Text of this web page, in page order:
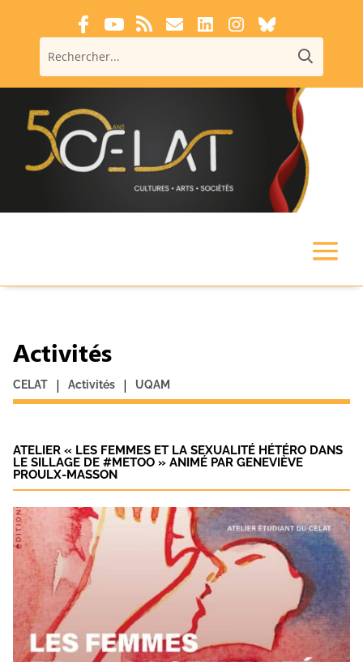
Activités
CELAT | Activités | UQAM
ATELIER « LES FEMMES ET LA SEXUALITÉ HÉTÉRO DANS
LE SILLAGE DE #METOO » ANIMÉ PAR GENEVIÈVE
PROULX-MASSON